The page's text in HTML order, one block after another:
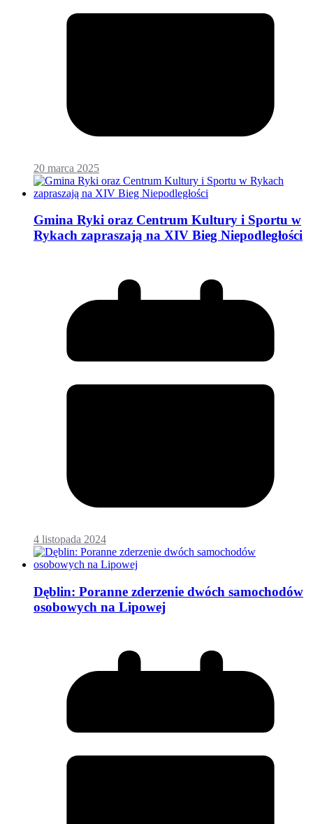
20 marca 2025
Gmina Ryki oraz Centrum Kultury i Sportu w
Rykach zapraszają na XIV Bieg Niepodległości
4 listopada 2024
Dęblin: Poranne zderzenie dwóch samochodów
osobowych na Lipowej